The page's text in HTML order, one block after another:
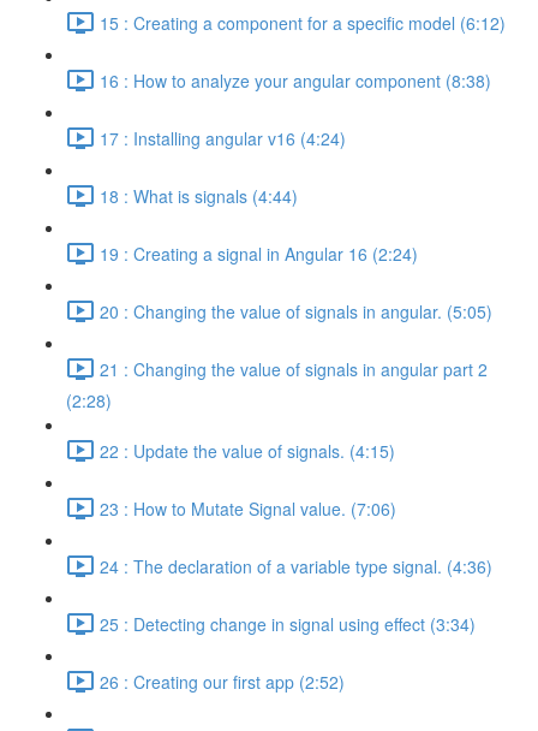
15 : Creating a component for a specific model (6:12)
16 : How to analyze your angular component (8:38)
17 : Installing angular v16 (4:24)
18 : What is signals (4:44)
19 : Creating a signal in Angular 16 (2:24)
20 : Changing the value of signals in angular. (5:05)
21 : Changing the value of signals in angular part 2
(2:28)
22 : Update the value of signals. (4:15)
23 : How to Mutate Signal value. (7:06)
24 : The declaration of a variable type signal. (4:36)
25 : Detecting change in signal using effect (3:34)
26 : Creating our first app (2:52)